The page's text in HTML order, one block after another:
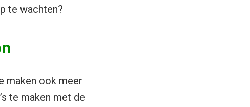
te wachten?
maken ook meer
te maken met de